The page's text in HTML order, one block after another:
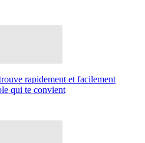
rapidement et facilement
qui te convient